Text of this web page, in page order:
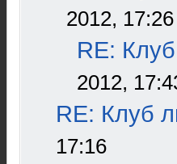
2012, 17:26
RE:
2012,
RE: Клуб
17:16